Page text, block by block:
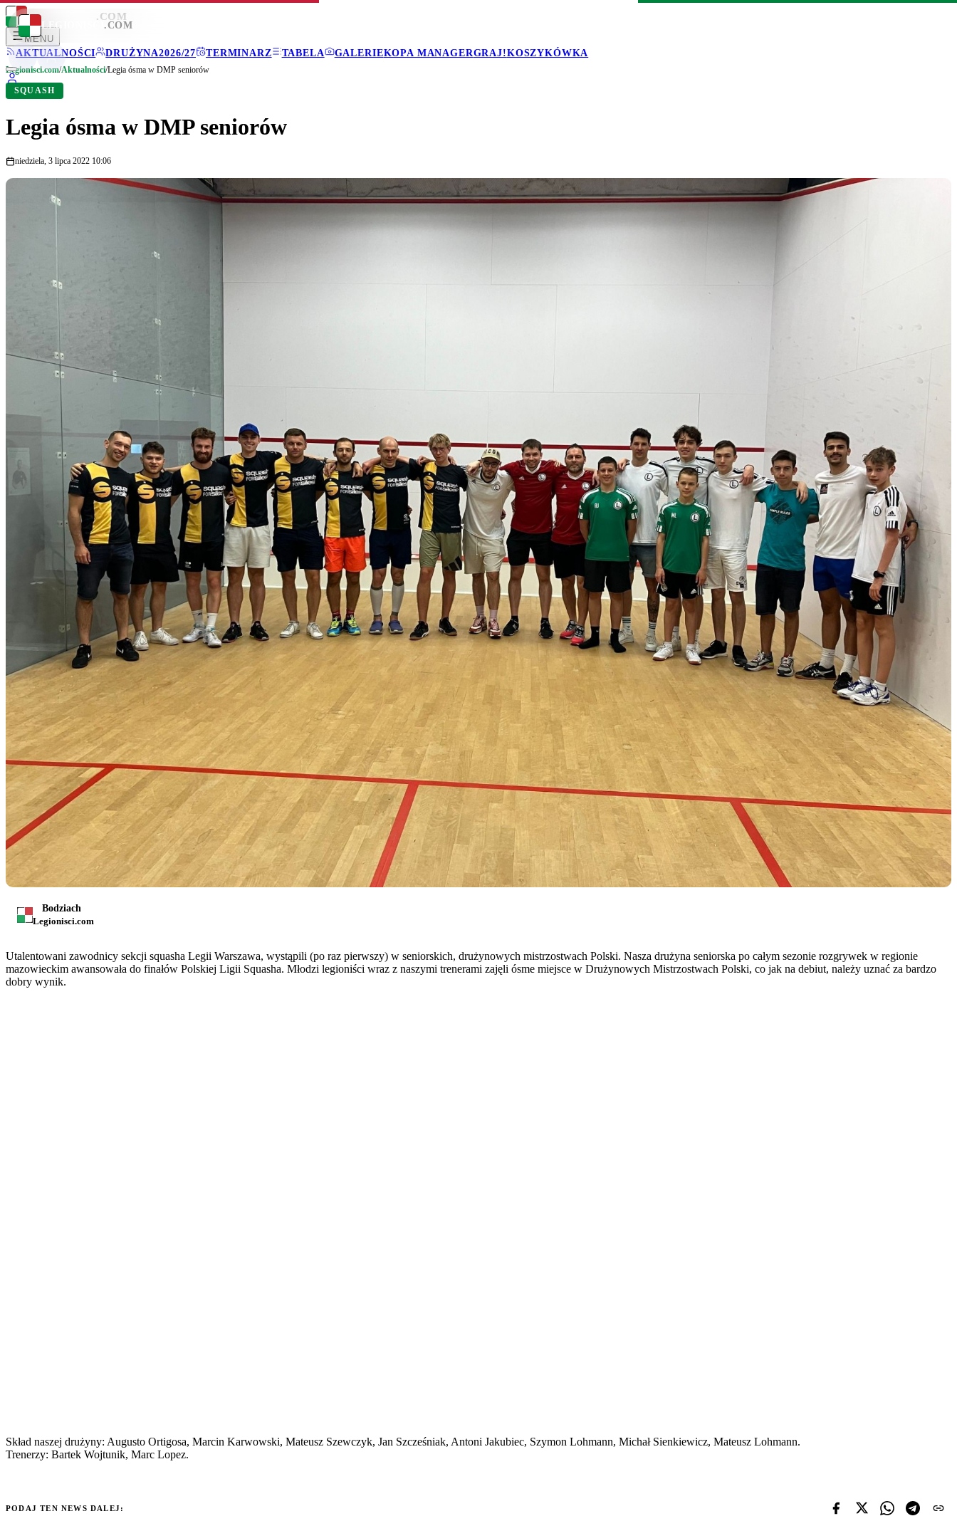
LEGIONISCI .COM
MENU
AKTUALNOŚCI
DRUŻYNA2026/27 TERMINARZ TABELA GALERIEKOPA MANAGERGRAJ!KOSZYKÓWKA
LEGIONISCI .COM
Legionisci.com/Aktualności/Legia ósma w DMP seniorów
SQUASH
Legia ósma w DMP seniorów
niedziela, 3 lipca 2022 10:06
Bodziach
Legionisci.com
Utalentowani zawodnicy sekcji squasha Legii Warszawa, wystąpili (po raz pierwszy) w seniorskich, drużynowych mistrzostwach Polski. Nasza drużyna seniorska po całym sezonie rozgrywek w regionie
mazowieckim awansowała do finałów Polskiej Ligii Squasha. Młodzi legioniści wraz z naszymi trenerami zajęli ósme miejsce w Drużynowych Mistrzostwach Polski, co jak na debiut, należy uznać za bardzo
dobry wynik.
Skład naszej drużyny: Augusto Ortigosa, Marcin Karwowski, Mateusz Szewczyk, Jan Szcześniak, Antoni Jakubiec, Szymon Lohmann, Michał Sienkiewicz, Mateusz Lohmann.
Trenerzy: Bartek Wojtunik, Marc Lopez.
PODAJ TEN NEWS DALEJ: